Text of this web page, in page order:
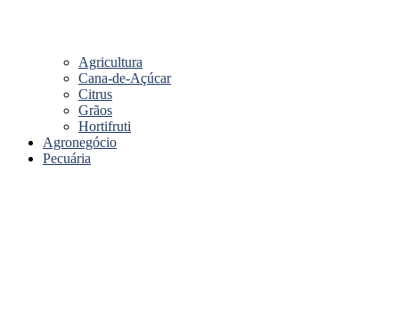
Agricultura
Cana-de-Açúcar
Citrus
Grãos
Hortifruti
Agronegócio
Pecuária